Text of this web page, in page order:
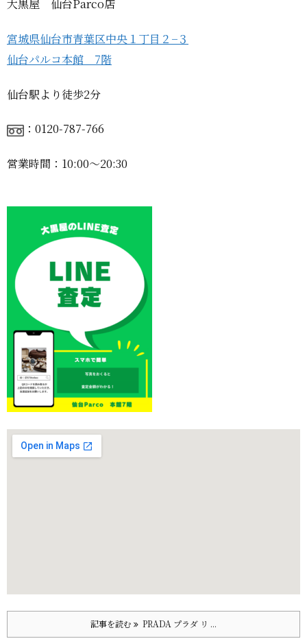
大黒屋 仙台Parco店
宮城県仙台市青葉区中央１丁目２−３
仙台パルコ本館 7階
仙台駅より徒歩2分
：0120-787-766
営業時間：10:00〜20:30
記事を読む PRADA プラダ リ ...